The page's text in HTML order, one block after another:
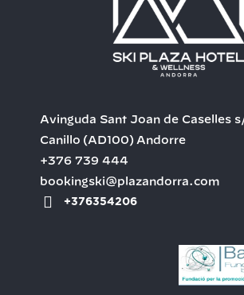
Avinguda Sant Joan de Caselles
Canillo (AD100) Andorre
+376 739 444
bookingski@plazandorra.com
+376354206